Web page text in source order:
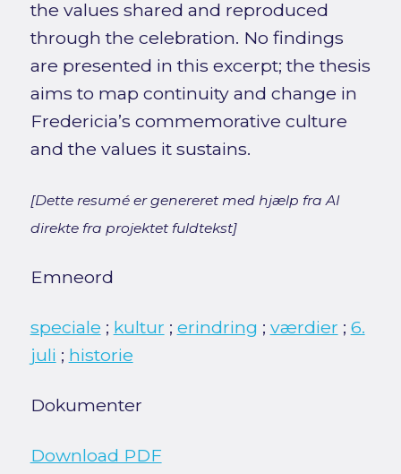
the values shared and reproduced
through the celebration. No findings
are presented in this excerpt; the thesis
aims to map continuity and change in
Fredericia’s commemorative culture
and the values it sustains.
[Dette resumé er genereret med hjælp fra AI
direkte fra projektet fuldtekst]
Emneord
speciale ; kultur ; erindring ; værdier ; 6.
juli ; historie
Dokumenter
Download PDF